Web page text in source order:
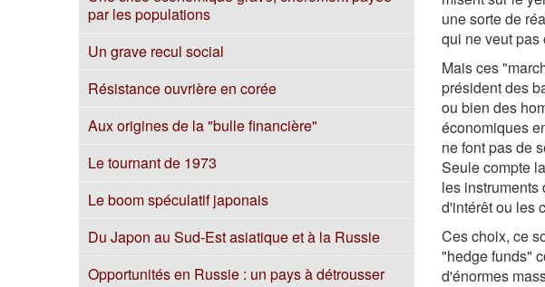
par les populations
Un grave recul social
Résistance ouvrière en corée
Aux origines de la "bulle financière"
Le tournant de 1973
Le boom spéculatif japonais
Du Japon au Sud-Est asiatique et à la Russie
Opportunités en Russie : un pays à détrousser
une sorte de
qui ne veut pas
Mais ces
président des
ou bien des
économiques
ne font pas de
Seule compte
les instruments
d'intérêt ou les
Ces choix, ce
"hedge funds"
d'énormes